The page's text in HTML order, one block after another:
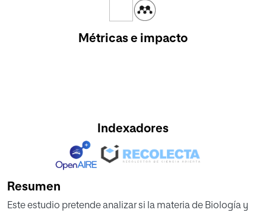
Métricas e impacto
Indexadores
Resumen
Este estudio pretende analizar si la materia de Biología y